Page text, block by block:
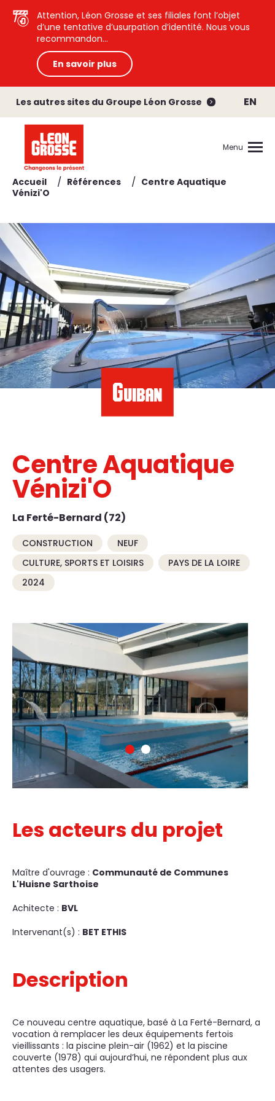
Attention, Léon Grosse et ses filiales font l’objet
d’une tentative d’usurpation d’identité. Nous vous
recommandon...
En savoir plus
Les autres sites du Groupe Léon Grosse EN
Menu
Accueil / Références / Centre Aquatique
Vénizi'O
Centre Aquatique
Vénizi'O
La Ferté-Bernard (72)
CONSTRUCTION
NEUF
CULTURE, SPORTS ET LOISIRS
PAYS DE LA LOIRE
2024
Les acteurs du projet
Maître d'ouvrage : Communauté de Communes
L'Huisne Sarthoise
Achitecte : BVL
Intervenant(s) : BET ETHIS
Description
Ce nouveau centre aquatique, basé à La Ferté-Bernard, a
vocation à remplacer les deux équipements fertois
vieillissants : la piscine plein-air (1962) et la piscine
couverte (1978) qui aujourd’hui, ne répondent plus aux
attentes des usagers.